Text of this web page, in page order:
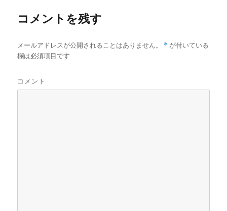
コメントを残す
メールアドレスが公開されることはありません。 * が付いている
欄は必須項目です
コメント